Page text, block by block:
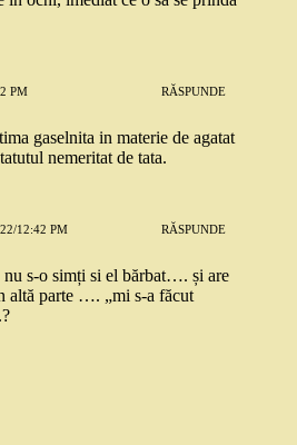
PM RĂSPUNDE
gaselnita in materie de agatat
nemeritat de tata.
12:42 PM RĂSPUNDE
s-o simți si el bărbat…. și are
altă parte …. „mi s-a făcut